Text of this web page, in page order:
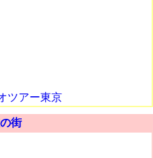
ツアー東京
街